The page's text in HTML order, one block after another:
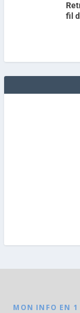
fil
MON INFO EN 1